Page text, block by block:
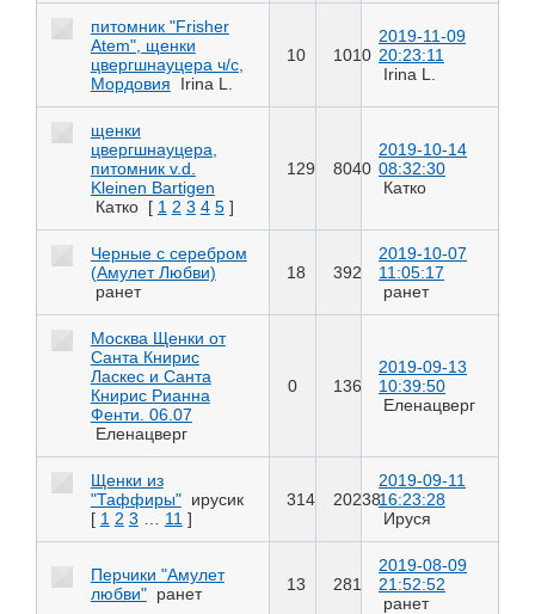
питомник "Frisher
Atem", щенки
цвергшнауцера ч/с,
Мордовия
Irina L.
10 1010
2019-11-09
20:23:11
Irina L.
щенки
цвергшнауцера,
питомник v.d.
Kleinen Bartigen
Катко [ 1 2 3 4 5 ]
129 8040
2019-10-14
08:32:30
Катко
Черные с серебром
(Амулет Любви)
ранет
18 392
2019-10-07
11:05:17
ранет
Москва Щенки от
Санта Книрис
Ласкес и Санта
Книрис Рианна
Фенти. 06.07
Еленацверг
0 136
2019-09-13
10:39:50
Еленацверг
Щенки из
"Таффиры" ирусик
[ 1 2 3 11 ]
314 20238
2019-09-11
16:23:28
Ируся
Перчики "Амулет
любви" ранет 13 281
2019-08-09
21:52:52
ранет